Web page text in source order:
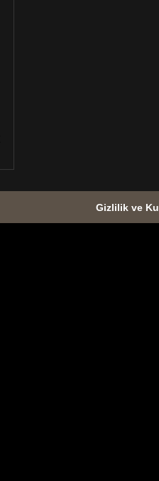
Gizlilik ve